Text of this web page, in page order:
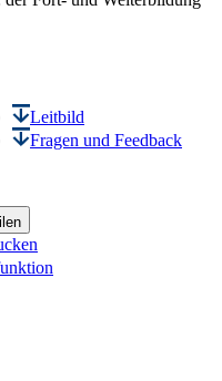
Leitbild
Fragen und Feedback